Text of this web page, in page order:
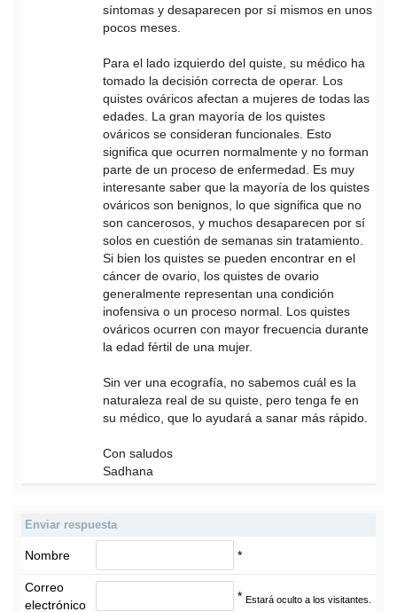
síntomas y desaparecen por sí mismos en unos
pocos meses.
Para el lado izquierdo del quiste, su médico ha
tomado la decisión correcta de operar. Los
quistes ováricos afectan a mujeres de todas las
edades. La gran mayoría de los quistes
ováricos se consideran funcionales. Esto
significa que ocurren normalmente y no forman
parte de un proceso de enfermedad. Es muy
interesante saber que la mayoría de los quistes
ováricos son benignos, lo que significa que no
son cancerosos, y muchos desaparecen por sí
solos en cuestión de semanas sin tratamiento.
Si bien los quistes se pueden encontrar en el
cáncer de ovario, los quistes de ovario
generalmente representan una condición
inofensiva o un proceso normal. Los quistes
ováricos ocurren con mayor frecuencia durante
la edad fértil de una mujer.
Sin ver una ecografía, no sabemos cuál es la
naturaleza real de su quiste, pero tenga fe en
su médico, que lo ayudará a sanar más rápido.
Con saludos
Sadhana
Enviar respuesta
Nombre *
Correo
electrónico
* Estará oculto a los visitantes.